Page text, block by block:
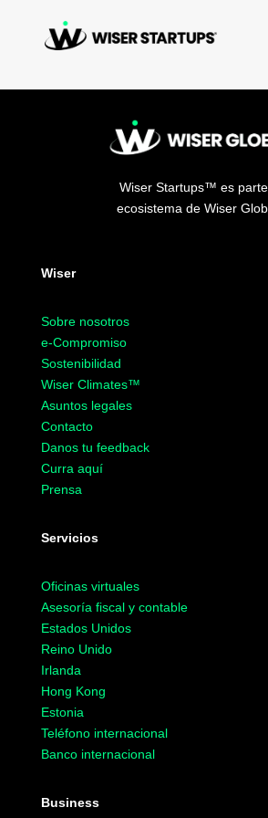
Wiser Startups™ es
ecosistema de Wiser
Wiser
Sobre nosotros
e-Compromiso
Sostenibilidad
Wiser Climates™
Asuntos legales
Contacto
Danos tu feedback
Curra aquí
Prensa
Servicios
Oficinas virtuales
Asesoría fiscal y contable
Estados Unidos
Reino Unido
Irlanda
Hong Kong
Estonia
Teléfono internacional
Banco internacional
Business